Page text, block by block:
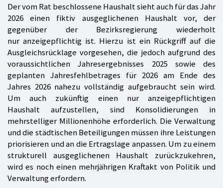
Der vom Rat beschlossene Haushalt sieht auch für das Jahr
2026 einen fiktiv ausgeglichenen Haushalt vor, der
gegenüber der Bezirksregierung wiederholt
nur anzeigepflichtig ist. Hierzu ist ein Rückgriff auf die
Ausgleichsrücklage vorgesehen, die jedoch aufgrund des
voraussichtlichen Jahresergebnisses 2025 sowie des
geplanten Jahresfehlbetrages für 2026 am Ende des
Jahres 2026 nahezu vollständig aufgebraucht sein wird.
Um auch zukünftig einen nur anzeigepflichtigen
Haushalt aufzustellen, sind Konsolidierungen in
mehrstelliger Millionenhöhe erforderlich. Die Verwaltung
und die städtischen Beteiligungen müssen ihre Leistungen
priorisieren und an die Ertragslage anpassen. Um zu einem
strukturell ausgeglichenen Haushalt zurückzukehren,
wird es noch einen mehrjährigen Kraftakt von Politik und
Verwaltung erfordern.